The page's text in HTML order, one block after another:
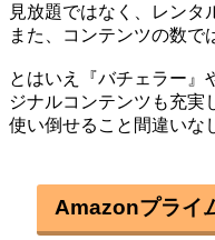
見放題ではなく、レンタ
また、コンテンツの数で
とはいえ『バチェラー』
ジナルコンテンツも充実
使い倒せること間違いな
Amazonプライ